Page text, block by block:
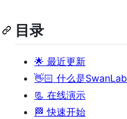
目录
🌟 最近更新
👋🏻 什么是SwanLab
📃 在线演示
🏁 快速开始